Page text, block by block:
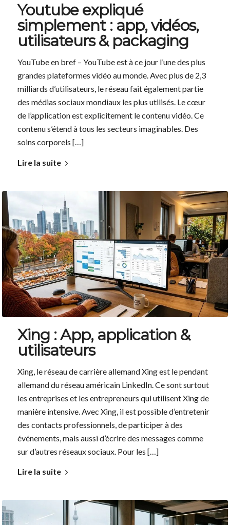
Youtube expliqué
simplement : app, vidéos,
utilisateurs & packaging
YouTube en bref – YouTube est à ce jour l’une des plus
grandes plateformes vidéo au monde. Avec plus de 2,3
milliards d’utilisateurs, le réseau fait également partie
des médias sociaux mondiaux les plus utilisés. Le cœur
de l’application est explicitement le contenu vidéo. Ce
contenu s’étend à tous les secteurs imaginables. Des
soins corporels […]
Lire la suite
Xing : App, application &
utilisateurs
Xing, le réseau de carrière allemand Xing est le pendant
allemand du réseau américain LinkedIn. Ce sont surtout
les entreprises et les entrepreneurs qui utilisent Xing de
manière intensive. Avec Xing, il est possible d’entretenir
des contacts professionnels, de participer à des
événements, mais aussi d’écrire des messages comme
sur d’autres réseaux sociaux. Pour les […]
Lire la suite